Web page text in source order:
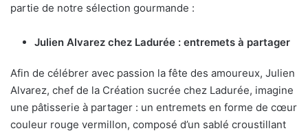
partie de notre sélection gourmande :
Julien Alvarez chez Ladurée : entremets à partager
Afin de célébrer avec passion la fête des amoureux, Julien
Alvarez, chef de la Création sucrée chez Ladurée, imagine
une pâtisserie à partager : un entremets en forme de cœur
couleur rouge vermillon, composé d’un sablé croustillant